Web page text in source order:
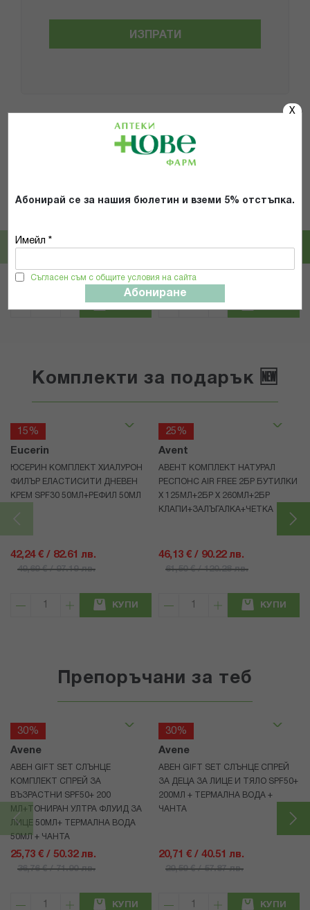
X
Абонирай се за нашия бюлетин и вземи 5% отстъпка.
Имейл *
Съгласен съм с общите условия на сайта
Абониране
ИЗПРАТИ
Популярни в тази категория
300*
7,66 € / 14.98 лв. 6,39 € / 12.50 лв.
Комплекти за подарък 🆕
15%
Eucerin
ЮСЕРИН КОМПЛЕКТ ХИАЛУРОН
ФИЛЪР ЕЛАСТИСИТИ ДНЕВЕН
КРЕМ SPF30 50МЛ+РЕФИЛ 50МЛ
42,24 € / 82.61 лв.
49,69 € / 97.19 лв.
КУПИ
25%
Avent
АВЕНТ КОМПЛЕКТ НАТУРАЛ
РЕСПОНС AIR FREE 2БР БУТИЛКИ
Х 125МЛ+2БР Х 260МЛ+2БР
КЛАПИ+ЗАЛЪГАЛКА+ЧЕТКА
46,13 € / 90.22 лв.
61,50 € / 120.28 лв.
КУПИ
Препоръчани за теб
30%
Avene
АВЕН GIFT SET СЛЪНЦЕ
КОМПЛЕКТ СПРЕЙ ЗА
ВЪЗРАСТНИ SPF50+ 200
МЛ+ТОНИРАН УЛТРА ФЛУИД ЗА
ЛИЦЕ 50МЛ+ ТЕРМАЛНА ВОДА
50МЛ + ЧАНТА
25,73 € / 50.32 лв.
36,76 € / 71.90 лв.
КУПИ
30%
Avene
АВЕН GIFT SET СЛЪНЦЕ СПРЕЙ
ЗА ДЕЦА ЗА ЛИЦЕ И ТЯЛО SPF50+
200МЛ + ТЕРМАЛНА ВОДА +
ЧАНТА
20,71 € / 40.51 лв.
29,59 € / 57.87 лв.
КУПИ